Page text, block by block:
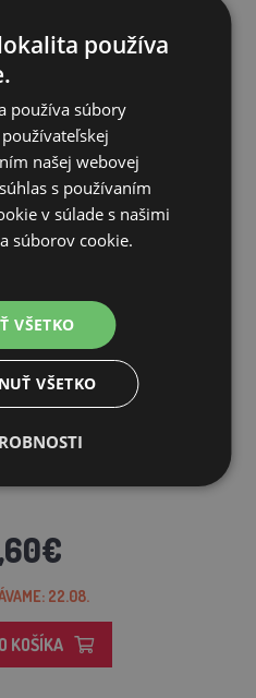
22.08.
KOŠÍKA
používa
používa súbory
našej webovej
s používaním
v súlade s našimi
súborov cookie.
VŠETKO
VŠETKO